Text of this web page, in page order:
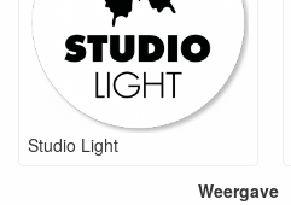
Studio Light
Weergave